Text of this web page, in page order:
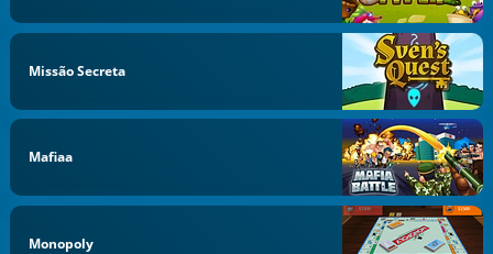
Missão Secreta
Mafiaa
Monopoly